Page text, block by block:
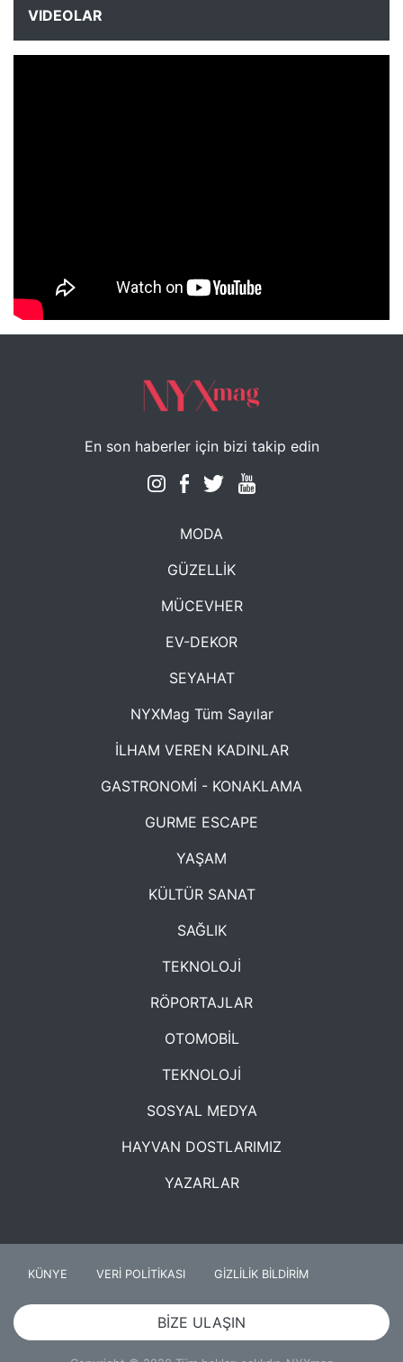
VIDEOLAR
NYXmag 2. Yaş Kutlama Etkinliği
En son haberler için bizi takip edin
MODA
GÜZELLİK
MÜCEVHER
EV-DEKOR
SEYAHAT
NYXMag Tüm Sayılar
İLHAM VEREN KADINLAR
GASTRONOMİ - KONAKLAMA
GURME ESCAPE
YAŞAM
KÜLTÜR SANAT
SAĞLIK
TEKNOLOJİ
RÖPORTAJLAR
OTOMOBİL
TEKNOLOJİ
SOSYAL MEDYA
HAYVAN DOSTLARIMIZ
YAZARLAR
KÜNYE VERİ POLİTİKASI GİZLİLİK BİLDİRİM
BİZE ULAŞIN